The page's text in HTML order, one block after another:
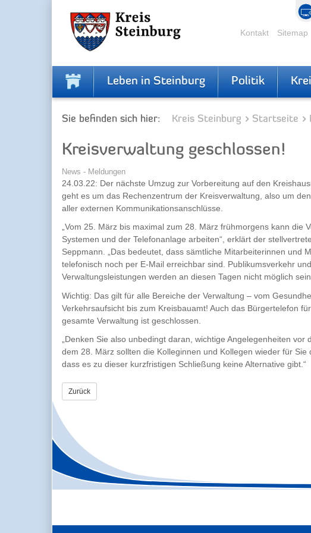
Kontakt Sitemap
Leben in Steinburg Politik
Sie befinden sich hier: Kreis Steinburg Startseite
Kreisverwaltung geschlossen!
News - Meldungen
24.03.22: Der nächste Umzug zur Vorbereitung auf den
geht es um das Rechenzentrum der Kreisverwaltung, also um
aller externen Kommunikationsanschlüsse.
„Vom 25. März bis maximal zum 28. März frühmorgens kann die
Systemen und der Telefonanlage arbeiten“, erklärt der
Seppmann. „Das bedeutet, dass sämtliche Mitarbeiterinnen und
telefonisch noch per E-Mail erreichbar sind. Publikumsverkehr
Verwaltungsleistungen werden an diesen Tagen nicht möglich
Wichtig: Das gilt für alle Bereiche der Verwaltung – vom
Verkehrsaufsicht bis zum Kreisbauamt! Auch das Bürgertelefon
gesamte Verwaltung ist geschlossen.
„Denken Sie also unbedingt daran, wichtige Angelegenheiten
dem 28. März sollten die Kolleginnen und Kollegen wieder für
dass es zu dieser kurzfristigen Schließung keine Alternative gibt.“
Zurück